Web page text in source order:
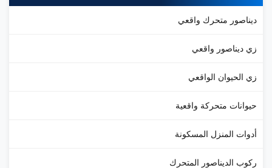
متحرك واقعي
ديناصور واقعي
الحيوان الواقعي
متحركة واقعية
المنزل المسكونة
الديناصور المتحرك